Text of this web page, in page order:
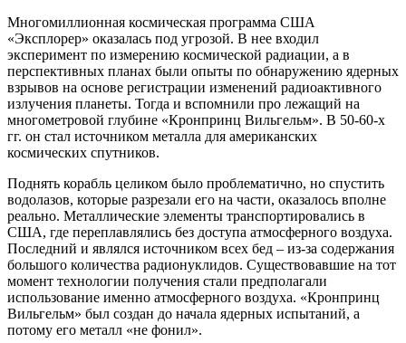
Многомиллионная космическая программа США
«Эксплорер» оказалась под угрозой. В нее входил
эксперимент по измерению космической радиации, а в
перспективных планах были опыты по обнаружению ядерных
взрывов на основе регистрации изменений радиоактивного
излучения планеты. Тогда и вспомнили про лежащий на
многометровой глубине «Кронпринц Вильгельм». В 50-60-х
гг. он стал источником металла для американских
космических спутников.
Поднять корабль целиком было проблематично, но спустить
водолазов, которые разрезали его на части, оказалось вполне
реально. Металлические элементы транспортировались в
США, где переплавлялись без доступа атмосферного воздуха.
Последний и являлся источником всех бед – из-за содержания
большого количества радионуклидов. Существовавшие на тот
момент технологии получения стали предполагали
использование именно атмосферного воздуха. «Кронпринц
Вильгельм» был создан до начала ядерных испытаний, а
потому его металл «не фонил».